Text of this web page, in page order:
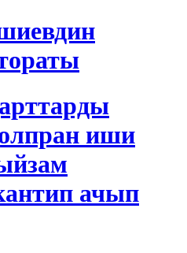
иши
ачып